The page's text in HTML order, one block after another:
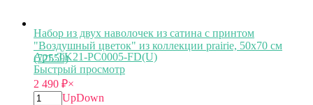
Набор из двух наволочек из сатина с принтом
"Воздушный цветок" из коллекции prairie, 50х70 см
(72559)
Арт.:TK21-PC0005-FD(U)
Быстрый просмотр
2 490 ₽×
UpDown